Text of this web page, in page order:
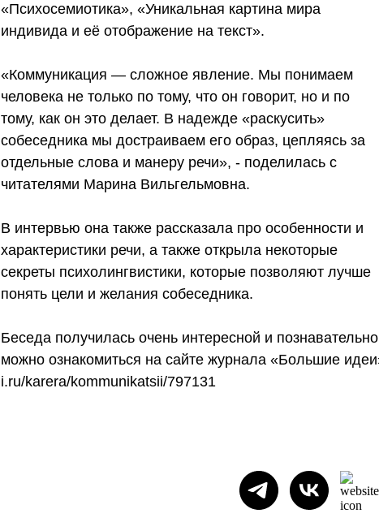
«Психосемиотика», «Уникальная картина мира
индивида и её отображение на текст».
«Коммуникация — сложное явление. Мы понимаем
человека не только по тому, что он говорит, но и по
тому, как он это делает. В надежде «раскусить»
собеседника мы достраиваем его образ, цепляясь за
отдельные слова и манеру речи», - поделилась с
читателями Марина Вильгельмовна.
В интервью она также рассказала про особенности и
характеристики речи, а также открыла некоторые
секреты психолингвистики, которые позволяют лучше
понять цели и желания собеседника.
Беседа получилась очень интересной и
можно ознакомиться на сайте журнала «Большие
i.ru/karera/kommunikatsii/797131